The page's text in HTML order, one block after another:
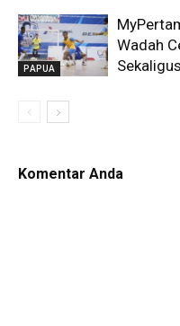
PAPUA
Wadah
Komentar Anda